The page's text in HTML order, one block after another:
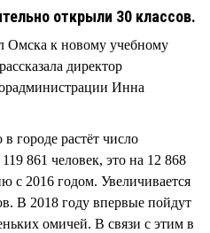
открыли 30 классов.
Омска к новому учебному
директор
Инна
городе растёт число
861 человек, это на 12 868
с 2016 годом. Увеличивается
В 2018 году впервые пойдут
омичей. В связи с этим в